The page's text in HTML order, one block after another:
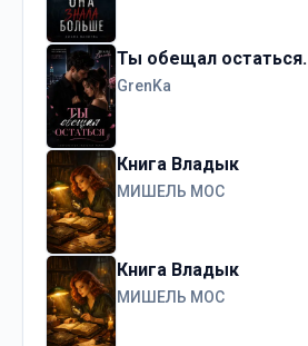
Ты обещал остаться.
GrenKa
Книга Владык
МИШЕЛЬ МОС
Книга Владык
МИШЕЛЬ МОС